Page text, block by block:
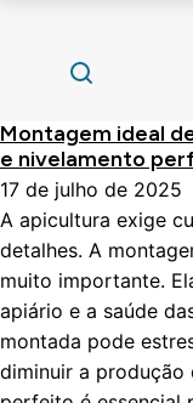
Montagem ideal
e nivelamento
17 de julho de 2025
A apicultura exige
detalhes. A
muito importante.
apiário e a saúde
montada pode
diminuir a produção